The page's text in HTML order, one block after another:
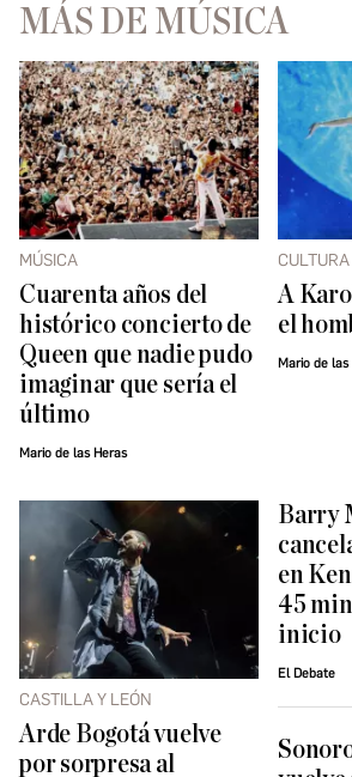
MÁS DE MÚSICA
MÚSICA
Cuarenta años del
histórico concierto de
Queen que nadie pudo
imaginar que sería el
último
Mario de las Heras
CULTURA
A
el
Mario de las
CASTILLA Y LEÓN
Arde Bogotá vuelve
por sorpresa al
Barry
en
45
inicio
El Debate